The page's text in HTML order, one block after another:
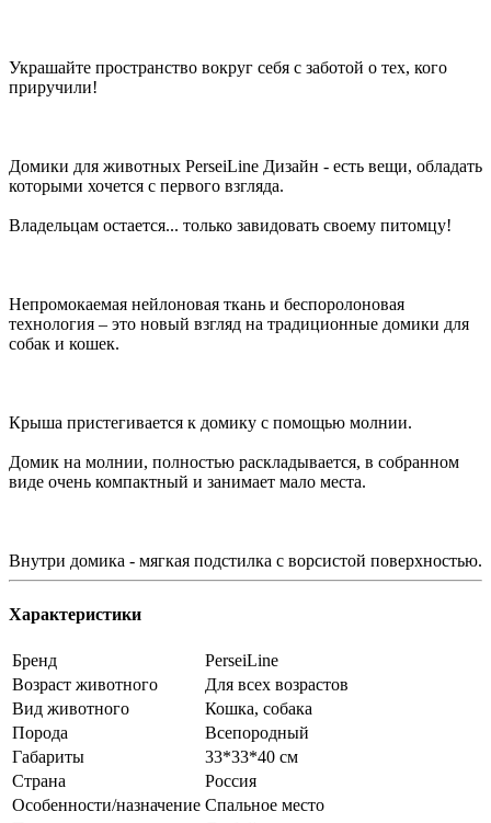
Украшайте пространство вокруг себя с заботой о тех, кого
приручили!
Домики для животных PerseiLine Дизайн - есть вещи, обладать
которыми хочется с первого взгляда.
Владельцам остается... только завидовать своему питомцу!
Непромокаемая нейлоновая ткань и беспоролоновая
технология – это новый взгляд на традиционные домики для
собак и кошек.
Крыша пристегивается к домику с помощью молнии.
Домик на молнии, полностью раскладывается, в собранном
виде очень компактный и занимает мало места.
Внутри домика - мягкая подстилка с ворсистой поверхностью.
Характеристики
Бренд
PerseiLine
Возраст животного
Для всех возрастов
Вид животного
Кошка, собака
Порода
Всепородный
Габариты
33*33*40 см
Страна
Россия
Особенности/назначение Спальное место